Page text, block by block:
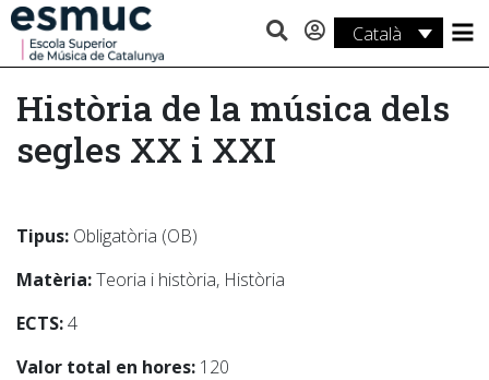
Català
Estudis
Recerca
Serveis
Història de la música dels
segles XX i XXI
Tipus: Obligatòria (OB)
Matèria:Teoria i història, Història
ECTS:4
Valor total en hores: 120